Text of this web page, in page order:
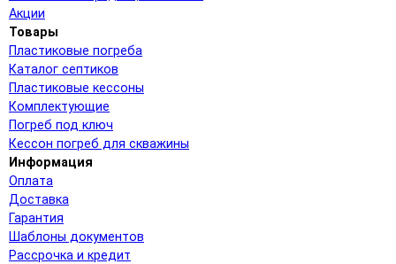
Акции
Товары
Пластиковые погреба
Каталог септиков
Пластиковые кессоны
Комплектующие
Погреб под ключ
Кессон погреб для скважины
Информация
Оплата
Доставка
Гарантия
Шаблоны документов
Рассрочка и кредит